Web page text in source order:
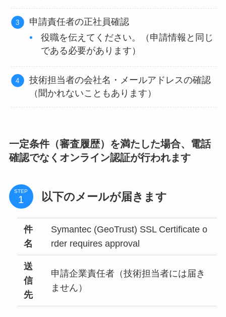
申請責任者の正社員確認
役職を伝えてください。（申請情報と同じ
である必要があります）
技術担当者の会社名・メールアドレスの確認
（聞かれないこともあります）
一定条件（審査履歴）を満たした場合、電話
確認でなくオンライン認証が行われます
STEP 以下のメールが届きます
件
名
Symantec (GeoTrust) SSL Certificate o
rder requires approval
送
信
先
申請企業責任者（技術担当者には届き
ません）